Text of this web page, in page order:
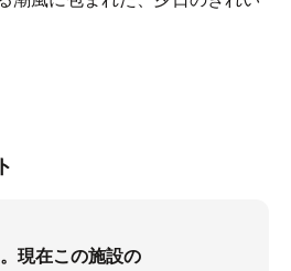
現在この施設の